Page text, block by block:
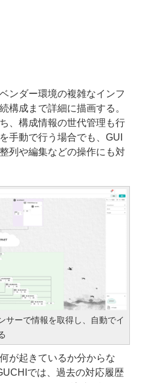
ンダー環境の複雑なインフ
構成まで詳細に描画する。
、構成情報の世代管理も行
手動で行う場合でも、GUI
列や編集などの操作にも対
サーで情報を取得し、自動でイ
が起きているか分からな
では、過去の対応履歴